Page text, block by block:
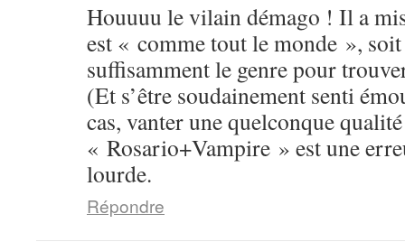
Houuuu le vilain démago ! Il a
est « comme tout le monde »,
suffisamment le genre pour
(Et s’être soudainement senti
cas, vanter une quelconque
« Rosario+Vampire » est une
lourde.
Répondre